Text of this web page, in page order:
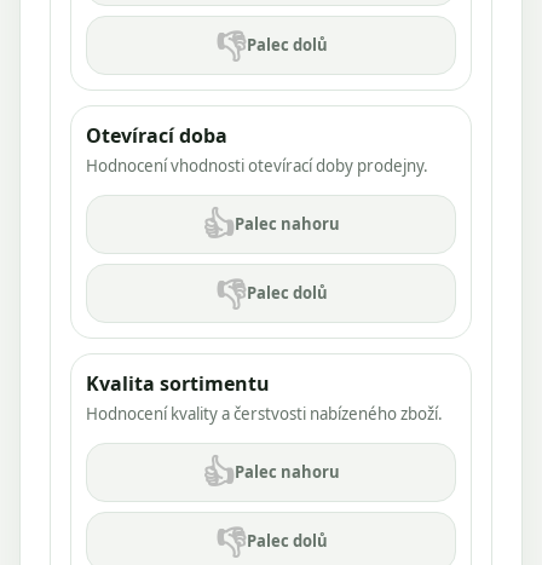
👎Palec dolů
Otevírací doba
Hodnocení vhodnosti otevírací doby prodejny.
👍Palec nahoru
👎Palec dolů
Kvalita sortimentu
Hodnocení kvality a čerstvosti nabízeného zboží.
👍Palec nahoru
👎Palec dolů